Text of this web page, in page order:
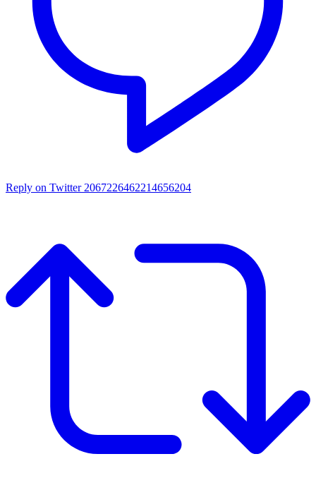
Reply on Twitter 2067226462214656204